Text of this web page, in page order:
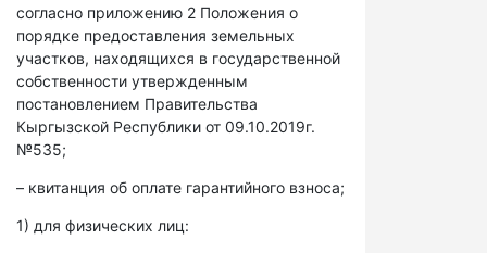
согласно приложению 2 Положения о
порядке предоставления земельных
участков, находящихся в государственной
собственности утвержденным
постановлением Правительства
Кыргызской Республики от 09.10.2019г.
№535;
– квитанция об оплате гарантийного взноса;
1) для физических лиц: